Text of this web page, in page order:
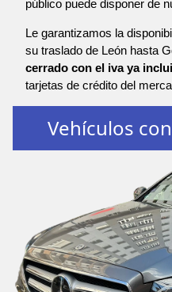
público puede disponer de
Le garantizamos la
su traslado de León hasta
cerrado con el iva ya
tarjetas de crédito del
Vehículos